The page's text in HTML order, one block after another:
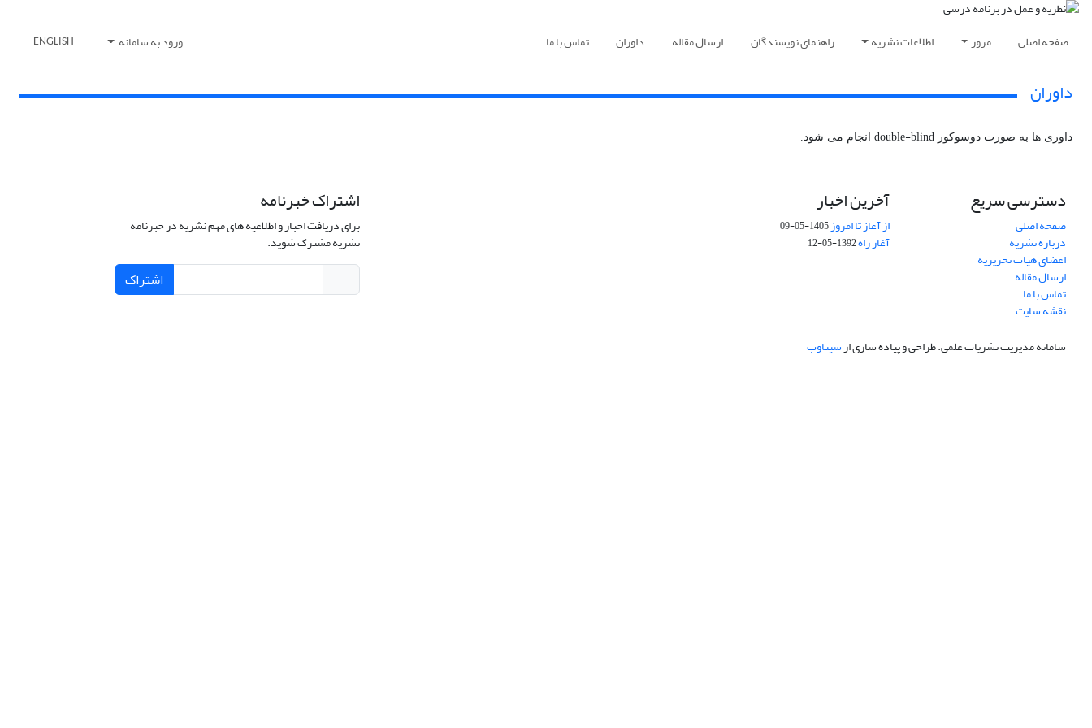
صفحه اصلی مرور اطلاعات نشریه راهنمای نویسندگان ارسال مقاله داوران تماس با ما ورود به سامانه ENGLISH
داوران
داوری ها به صورت دوسوکور double-blind انجام می شود.
دسترسی سریع
صفحه اصلی
درباره نشریه
اعضای هیات تحریریه
ارسال مقاله
تماس با ما
نقشه سایت
آخرین اخبار
از آغاز تا امروز1405-05-09
آغاز راه1392-05-12
اشتراک خبرنامه
برای دریافت اخبار و اطلاعیه های مهم نشریه در خبرنامه
نشریه مشترک شوید.
اشتراک
سامانه مدیریت نشریات علمی.طراحی و پیاده سازی ازسیناوب